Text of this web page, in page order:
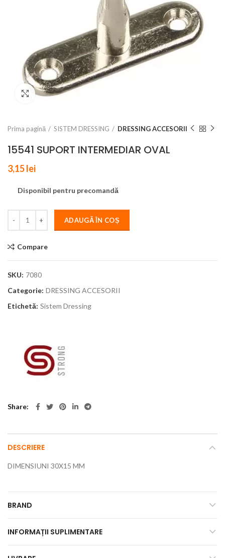
Click to enlarge
Prima pagină SISTEM DRESSING DRESSING ACCESORII
15541 SUPORT INTERMEDIAR OVAL
3,15lei
Disponibil pentru precomandă
ADAUGĂ ÎN COȘ
Compare
SKU: 7080
Categorie: DRESSING ACCESORII
Etichetă: Sistem Dressing
Share
DESCRIERE
DIMENSIUNI 30X15 MM
BRAND
INFORMAȚII SUPLIMENTARE